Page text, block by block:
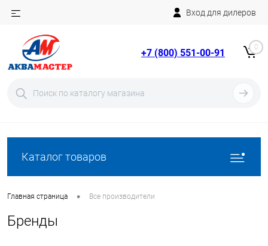
Вход для дилеров
+7 (800) 551-00-91 0
Каталог товаров
Главная страница • Все производители
Бренды